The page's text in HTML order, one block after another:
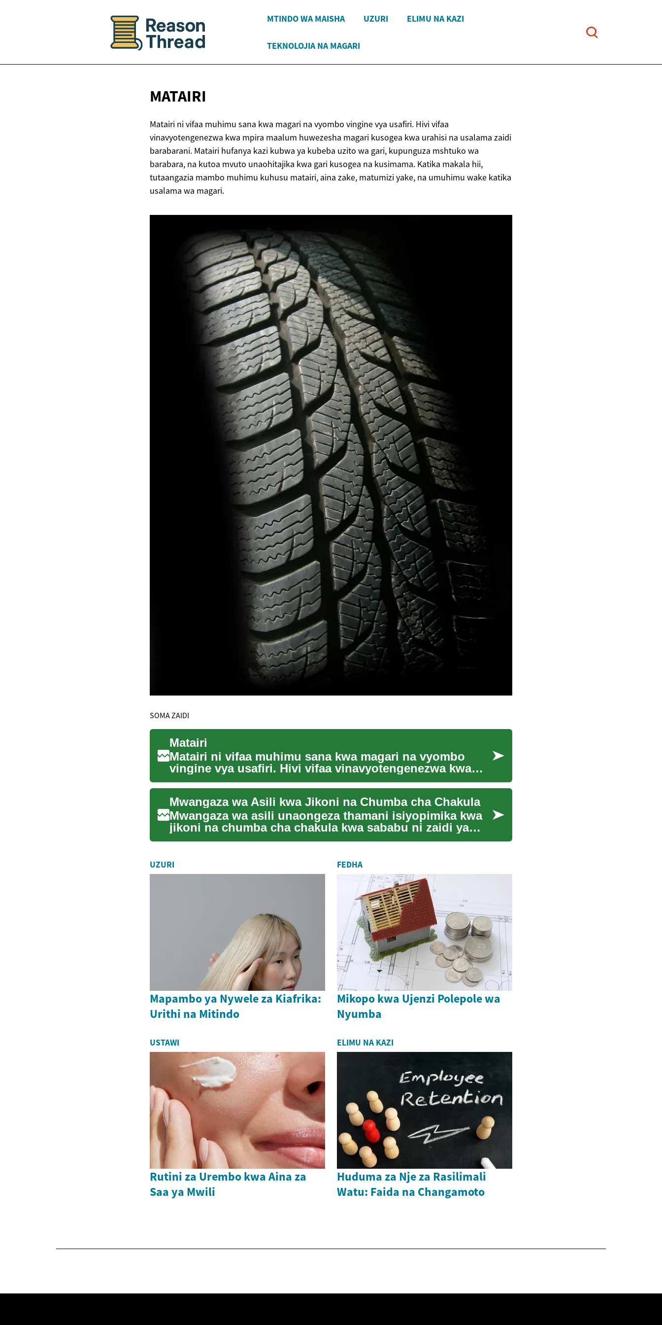
MTINDO WA MAISHA UZURI ELIMU NA KAZI
TEKNOLOJIA NA MAGARI
MATAIRI
Matairi ni vifaa muhimu sana kwa magari na vyombo vingine vya usafiri. Hivi vifaa
vinavyotengenezwa kwa mpira maalum huwezesha magari kusogea kwa urahisi na usalama zaidi
barabarani. Matairi hufanya kazi kubwa ya kubeba uzito wa gari, kupunguza mshtuko wa
barabara, na kutoa mvuto unaohitajika kwa gari kusogea na kusimama. Katika makala hii,
tutaangazia mambo muhimu kuhusu matairi, aina zake, matumizi yake, na umuhimu wake katika
usalama wa magari.
SOMA ZAIDI
Matairi
Matairi ni vifaa muhimu sana kwa magari na vyombo
vingine vya usafiri. Hivi vifaa vinavyotengenezwa kwa
mpira maalum ...
Mwangaza wa Asili kwa Jikoni na Chumba cha Chakula
Mwangaza wa asili unaongeza thamani isiyopimika kwa
jikoni na chumba cha chakula kwa sababu ni zaidi ya
njia ya kuona...
UZURI
Mapambo ya Nywele za Kiafrika:
Urithi na Mitindo
FEDHA
Mikopo kwa Ujenzi Polepole wa
Nyumba
USTAWI
Rutini za Urembo kwa Aina za
Saa ya Mwili
ELIMU NA KAZI
Huduma za Nje za Rasilimali
Watu: Faida na Changamoto